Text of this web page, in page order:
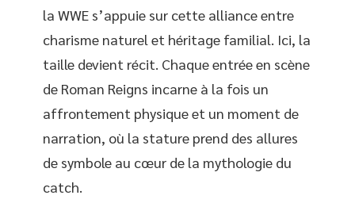
la WWE s’appuie sur cette alliance entre
charisme naturel et héritage familial. Ici, la
taille devient récit. Chaque entrée en scène
de Roman Reigns incarne à la fois un
affrontement physique et un moment de
narration, où la stature prend des allures
de symbole au cœur de la mythologie du
catch.